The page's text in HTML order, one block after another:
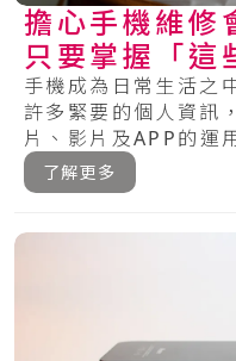
擔心手機維修
只要掌握「這
護你的手機安
手機成為日常生活之
許多緊要的個人資訊
片、影片及APP的運
多.....
了解更多